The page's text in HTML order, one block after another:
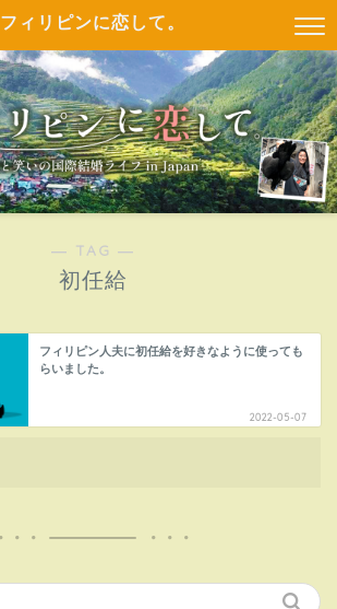
フィリピンに恋して。
― TAG ―
初任給
フィリピン人夫に初任給を好きなように使っても
らいました。
2022-05-07